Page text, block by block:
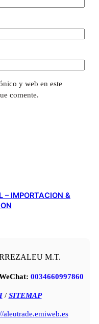
y web en este
comente.
– IMPORTACION &
M.T.
0034660997860
/ SITEMAP
aleutrade.emiweb.es